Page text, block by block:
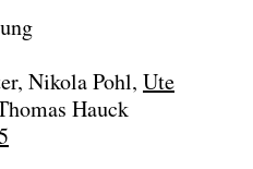
Nikola Pohl Ute
Hauck
2023